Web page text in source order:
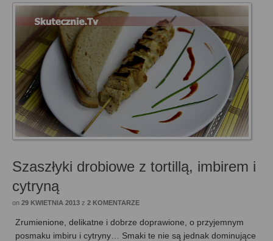
Szaszłyki drobiowe z tortillą, imbirem i
cytryną
on 29 KWIETNIA 2013 z 2 KOMENTARZE
Zrumienione, delikatne i dobrze doprawione, o przyjemnym
posmaku imbiru i cytryny… Smaki te nie są jednak dominujące